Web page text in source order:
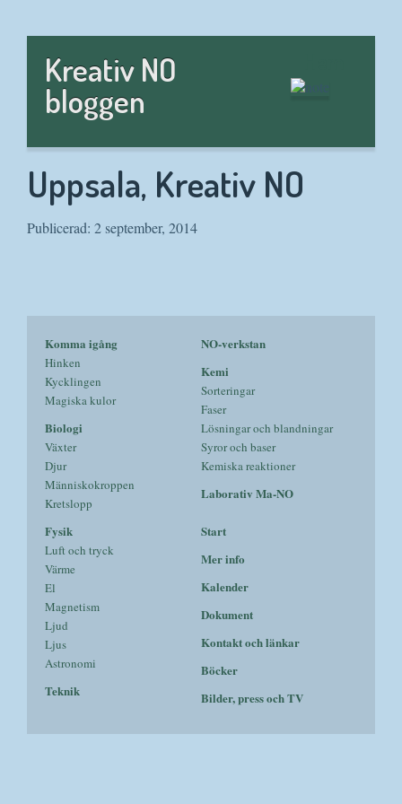
Kreativ NO
bloggen
Uppsala, Kreativ NO
Publicerad: 2 september, 2014
Komma igång
Hinken
Kycklingen
Magiska kulor
Biologi
Växter
Djur
Människokroppen
Kretslopp
NO-verkstan
Kemi
Sorteringar
Faser
Lösningar och blandningar
Syror och baser
Kemiska reaktioner
Laborativ Ma-NO
Fysik
Luft och tryck
Värme
El
Magnetism
Ljud
Ljus
Astronomi
Teknik
Start
Mer info
Kalender
Dokument
Kontakt och länkar
Böcker
Bilder, press och TV